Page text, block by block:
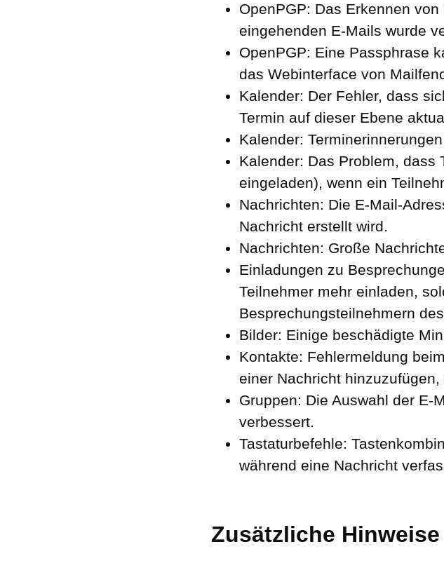
OpenPGP: Das Erkennen
eingehenden E-Mails wurde
OpenPGP: Eine Passphrase
das Webinterface von
Kalender: Der Fehler, dass
Termin auf dieser Ebene
Kalender:
Kalender: Das Problem, dass
eingeladen), wenn ein
Nachrichten: Die E-Mail-
Nachricht erstellt wird.
Nachrichten: Große
Einladungen zu
Teilnehmer mehr einladen,
Besprechungsteilnehmern
Bilder: Einige beschädigte
Kontakte: Fehlermeldung
einer Nachricht hinzuzufügen,
Gruppen: Die Auswahl der E-
verbessert.
Tastaturbefehle:
während eine Nachricht
Zusätzliche Hinweise